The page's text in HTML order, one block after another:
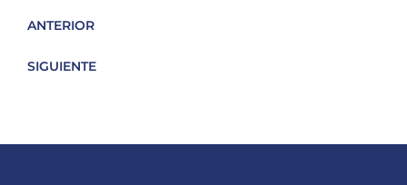
ANTERIOR
SIGUIENTE